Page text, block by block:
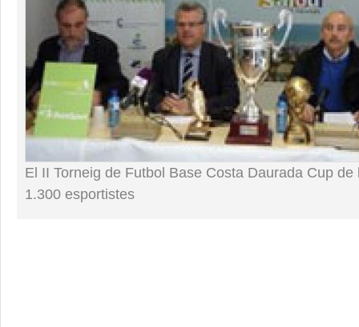
El II Torneig de Futbol Base Costa Daurada Cup de
1.300 esportistes